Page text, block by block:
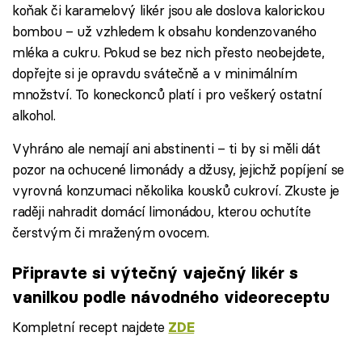
koňak či karamelový likér jsou ale doslova kalorickou
bombou – už vzhledem k obsahu kondenzovaného
mléka a cukru. Pokud se bez nich přesto neobejdete,
dopřejte si je opravdu svátečně a v minimálním
množství. To koneckonců platí i pro veškerý ostatní
alkohol.
Vyhráno ale nemají ani abstinenti – ti by si měli dát
pozor na ochucené limonády a džusy, jejichž popíjení se
vyrovná konzumaci několika kousků cukroví. Zkuste je
raději nahradit domácí limonádou, kterou ochutíte
čerstvým či mraženým ovocem.
Připravte si výtečný vaječný likér s
vanilkou podle návodného videoreceptu
Kompletní recept najdete ZDE